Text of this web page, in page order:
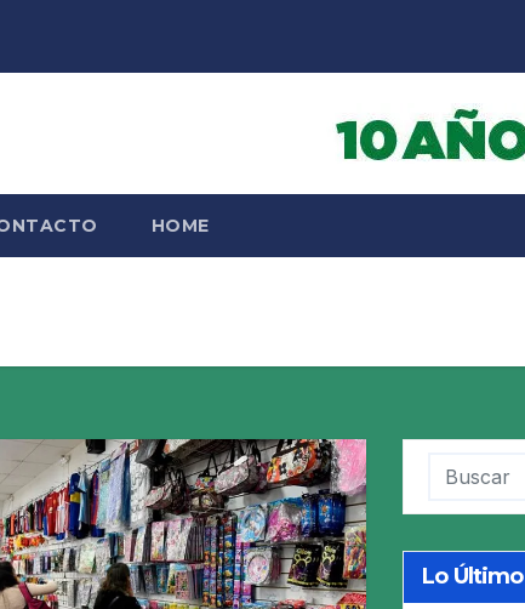
HOME
Lo Último